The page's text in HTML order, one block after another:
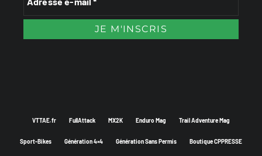
VTTAE.fr FullAttack MX2K Enduro Mag Trail Adventure Mag
Sport-Bikes Génération 4×4 Génération Sans Permis Boutique CPPRESSE